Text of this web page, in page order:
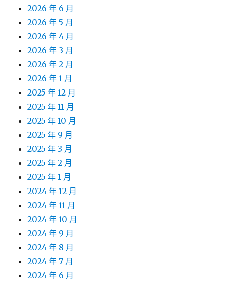
2026 年 6 月
2026 年 5 月
2026 年 4 月
2026 年 3 月
2026 年 2 月
2026 年 1 月
2025 年 12 月
2025 年 11 月
2025 年 10 月
2025 年 9 月
2025 年 3 月
2025 年 2 月
2025 年 1 月
2024 年 12 月
2024 年 11 月
2024 年 10 月
2024 年 9 月
2024 年 8 月
2024 年 7 月
2024 年 6 月